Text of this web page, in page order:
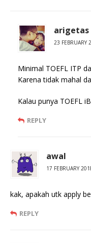
arigetas
23 FEBRUARY
Minimal TOEFL ITP
Karena tidak mahal
Kalau punya TOEFL
REPLY
awal
17 FEBRUARY
kak, apakah utk apply
REPLY